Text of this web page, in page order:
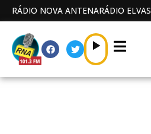
RÁDIO NOVA ANTENARÁDIO ELVAS